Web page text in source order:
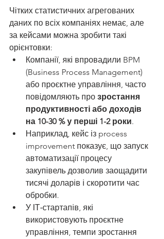
Чітких статистичних агрегованих
даних по всіх компаніях немає, але
за кейсами можна зробити такі
орієнтовки:
Компанії, які впровадили BPM
(Business Process Management)
або проєктне управління, часто
повідомляють про зростання
продуктивності або доходів
на 10-30 % у перші 1-2 роки.
Наприклад, кейс із process
improvement показує, що запуск
автоматизації процесу
закупівель дозволив заощадити
тисячі доларів і скоротити час
обробки.
У ІТ‐стартапів, які
використовують проєктне
управління, темпи зростання